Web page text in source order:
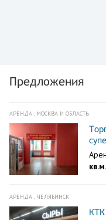
Предложения
АРЕНДА , МОСКВА И ОБЛАСТЬ
АРЕНДА , ЧЕЛЯБИНСК